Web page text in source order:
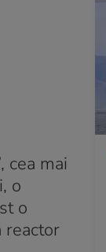
cea mai
o
o
reactor